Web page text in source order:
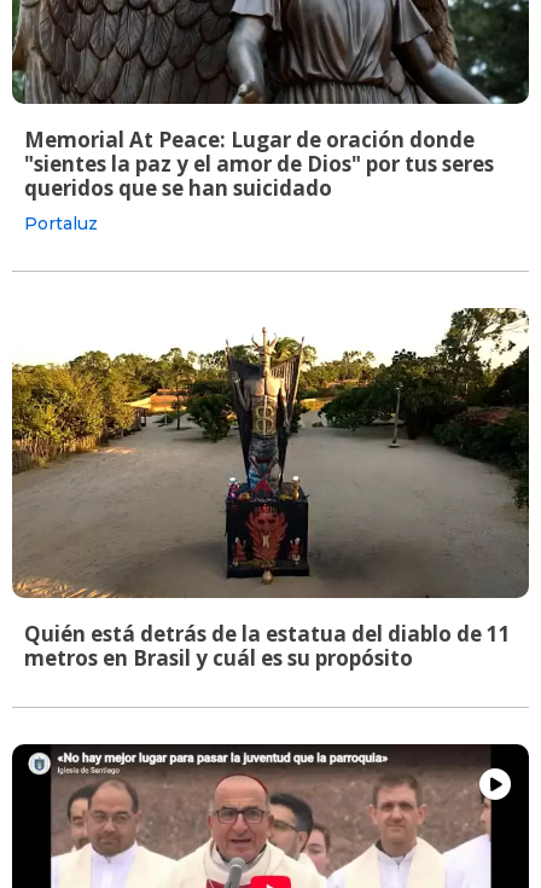
Memorial At Peace: Lugar de oración donde
"sientes la paz y el amor de Dios" por tus seres
queridos que se han suicidado
Portaluz
Quién está detrás de la estatua del diablo de 11
metros en Brasil y cuál es su propósito